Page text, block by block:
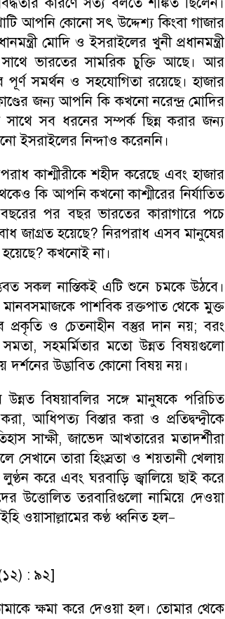
আপনি কোনো সৎ উদ্দেশ্য কিংবা গাজার
মোদি ও ইসরাইলের খুনী প্রধানমন্ত্রী
ভারতের সামরিক চুক্তি আছে। আর
সমর্থন ও সহযোগিতা রয়েছে। হাজার
জন্য আপনি কি কখনো নরেন্দ্র মোদির
সাথে সব ধরনের সম্পর্ক ছিন্ন করার জন্য
ইসরাইলের নিন্দাও করেননি।
কাশ্মীরীকে শহীদ করেছে এবং হাজার
কি আপনি কখনো কাশ্মীরের নির্যাতিত
পর বছর ভারতের কারাগারে পচে
জাগ্রত হয়েছে?নিরপরাধ এসব মানুষের
?কখনোই না।
সকল নাস্তিকই এটি শুনে চমকে উঠবে।
পাশবিক রক্তপাত থেকে মুক্ত
ও চেতনাহীন বস্তুর দান নয়;বরং
সমতা,সহমর্মিতার মতো উন্নত বিষয়গুলো
দর্শনের উদ্ভাবিত কোনো বিষয় নয়।
উন্নত বিষয়াবলির সঙ্গে মানুষকে পরিচিত
,আধিপত্য বিস্তার করা ও প্রতিদ্বন্দ্বীকে
সাক্ষী,জাভেদ আখতারের মতাদর্শীরা
সেখানে তারা হিংস্রতা ও শয়তানী খেলায়
করে এবং ঘরবাড়ি জ্বালিয়ে ছাই করে
উত্তোলিত তরবারিগুলো নামিয়ে দেওয়া
ওয়াসাল্লামের কণ্ঠ ধ্বনিত হল–
: ৯২]
ক্ষমা করে দেওয়া হল। তোমার থেকে